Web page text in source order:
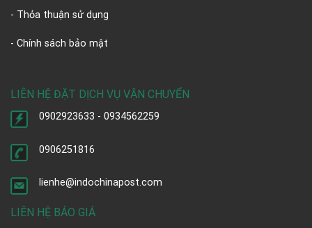
- Thỏa thuận sử dụng
- Chính sách bảo mật
LIÊN HỆ ĐẶT DỊCH VỤ VẬN CHUYỂN
0902923633 - 0934562259
0906251816
lienhe@indochinapost.com
LIÊN HỆ BÁO GIÁ